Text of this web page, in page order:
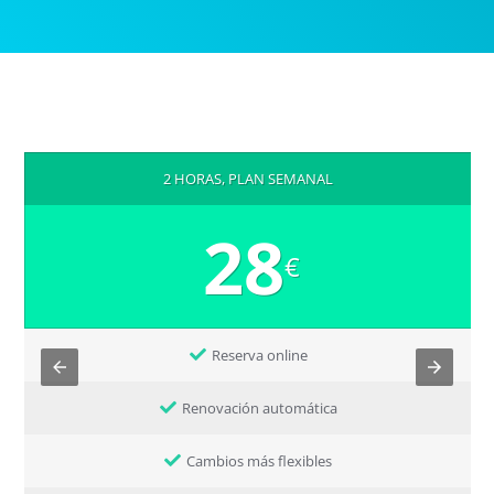
2 HORAS, PLAN SEMANAL
28€
Reserva online
Renovación automática
Cambios más flexibles